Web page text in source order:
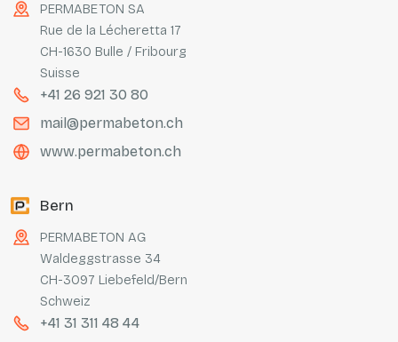
PERMABETON SA
Rue de la Lécheretta 17
CH-1630 Bulle / Fribourg
Suisse
+41 26 921 30 80
mail@permabeton.ch
www.permabeton.ch
Bern
PERMABETON AG
Waldeggstrasse 34
CH-3097 Liebefeld/Bern
Schweiz
+41 31 311 48 44